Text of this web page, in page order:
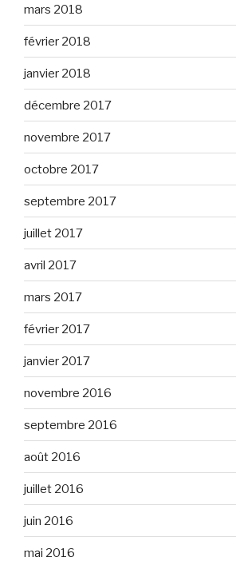
mars 2018
février 2018
janvier 2018
décembre 2017
novembre 2017
octobre 2017
septembre 2017
juillet 2017
avril 2017
mars 2017
février 2017
janvier 2017
novembre 2016
septembre 2016
août 2016
juillet 2016
juin 2016
mai 2016